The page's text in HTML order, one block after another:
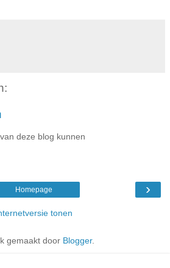
deze blog kunnen
›
Homepage
tonen
gemaakt door Blogger.